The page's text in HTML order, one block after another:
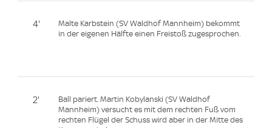
4'
Malte Karbstein (SV Waldhof Mannheim) bekommt
in der eigenen Hälfte einen Freistoß zugesprochen.
2'
Ball pariert. Martin Kobylanski (SV Waldhof
Mannheim) versucht es mit dem rechten Fuß vom
rechten Flügel der Schuss wird aber in der Mitte des